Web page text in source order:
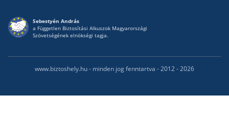
Sebestyén András
a Független Biztosítási Alkuszok Magyarországi
Szövetségének elnökségi tagja.
www.biztoshely.hu - minden jog fenntartva - 2012 - 2026